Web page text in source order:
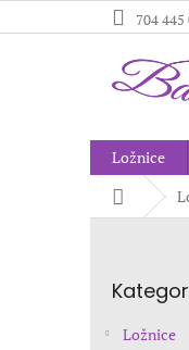
na
704 445
Ložnice
Domů
kategorie
Ložnice